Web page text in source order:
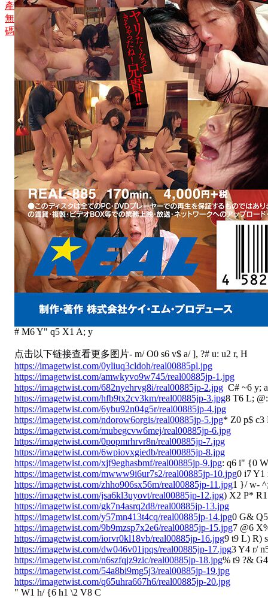
產
無
碼
# M6 Y" q5 X1 A; y
点击以下链接查看更多图片- m/ O0 s6 v$ a/ ], ?# u: u2 r, H
https://imagetwist.com/0yliuq3cldoh/real00885pl.jpg
https://imagetwist.com/amwkyvo9w745/real00885jp-1.jpg
https://imagetwist.com/682nyehrvg8i/real00885jp-2.jpg C# ~6 y;
https://imagetwist.com/hfb9tx2cv3km/real00885jp-3.jpg8 T6 L;
https://imagetwist.com/6ybu92n04g5r/real00885jp-4.jpg
https://imagetwist.com/ndorow6orgis/real00885jp-5.jpg* Z0 p$ c3
https://imagetwist.com/mubegcvw6mej/real00885jp-6.jpg
https://imagetwist.com/0popmrhrvr8n/real00885jp-7.jpg
https://imagetwist.com/6wpiovxgiedb/real00885jp-8.jpg
https://imagetwist.com/xjf9eghasbmf/real00885jp-9.jpg: q6 i" {0
https://imagetwist.com/mwww9i6ur7s2/real00885jp-10.jpg0 i7 Y1
https://imagetwist.com/zhho906sx56m/real00885jp-11.jpg1 }/ w-
https://imagetwist.com/jsa6kl3uyovt/real00885jp-12.jpg) X2 P*
https://imagetwist.com/gk7n4asrq2d8/real00885jp-13.jpg
https://imagetwist.com/y57mn413t4cq/real00885jp-14.jpg0 G&
https://imagetwist.com/9b9mzsp7x2e6/real00885jp-15.jpg7 @6
https://imagetwist.com/iorvr0kl18vb/real00885jp-16.jpg9 t9 L) R)
https://imagetwist.com/dw046v01ipqs/real00885jp-17.jpg3 Y4 r/
https://imagetwist.com/n6szfqjz9zic/real00885jp-18.jpg% t9 ?&
https://imagetwist.com/54a8bi9mg5j3/real00885jp-19.jpg
https://imagetwist.com/q65uhra667h6/real00885jp-20.jpg
" W1 h/ {6 h1 \2 V8 C